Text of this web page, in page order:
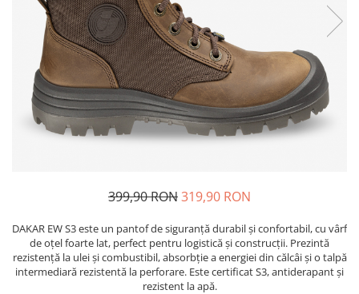
Stilouri
Seturi de scris Premium
Instrumente de scris eco
Creioane mecanice si grafit
Rollere
Finelinere
Rezerve instrumente scris
Tavite documente si suporturi
Ascutitori, radiere, agrafe
Foarfece pentru birou
Echipamente medicale
Manusi de protectie
Accesorii pentru protectia capului
Casti de protectie
Antifoane
Ochelari de protectie si viziere
Pachete promotionale
Accesorii pentru protectia muncii
Sosete de lucru
Branturi
ergonomice
Suporturi si huse telefoane &
tablete
Periferice PC si accesorii
Ergnonomice
Audio
Boxe portabile
399,90 RON319,90 RON
DAKAR EW S3 este un pantof de siguranță durabil și confortabil, cu vârf
de oțel foarte lat, perfect pentru logistică și construcții. Prezintă
rezistență la ulei și combustibil, absorbție a energiei din călcâi și o talpă
intermediară rezistentă la perforare. Este certificat S3, antiderapant și
rezistent la apă.